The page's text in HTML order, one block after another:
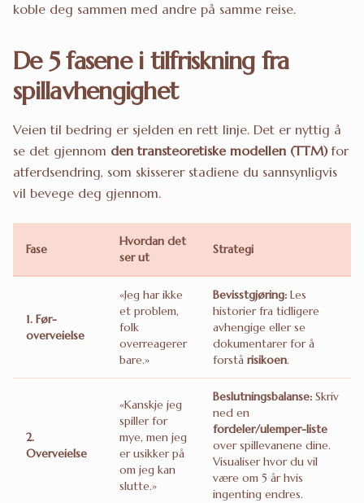
koble deg sammen med andre på samme reise.
De 5 fasene i tilfriskning fra
spillavhengighet
Veien til bedring er sjelden en rett linje. Det er nyttig å
se det gjennom den transteoretiske modellen (TTM)for
atferdsendring, som skisserer stadiene du sannsynligvis
vil bevege deg gjennom.
Fase
Hvordan det
ser ut
Strategi
1. Før-
overveielse
«Jeg har ikke
et problem,
folk
overreagerer
bare.»
Bevisstgjøring: Les
historier fra tidligere
avhengige eller se
dokumentarer for å
forstå risikoen.
2.
Overveielse
«Kanskje jeg
spiller for
mye, men jeg
er usikker på
om jeg kan
slutte.»
Beslutningsbalanse: Skriv
ned en
fordeler/ulemper-liste
over spillevanene dine.
Visualiser hvor du vil
være om 5 år hvis
ingenting endres.